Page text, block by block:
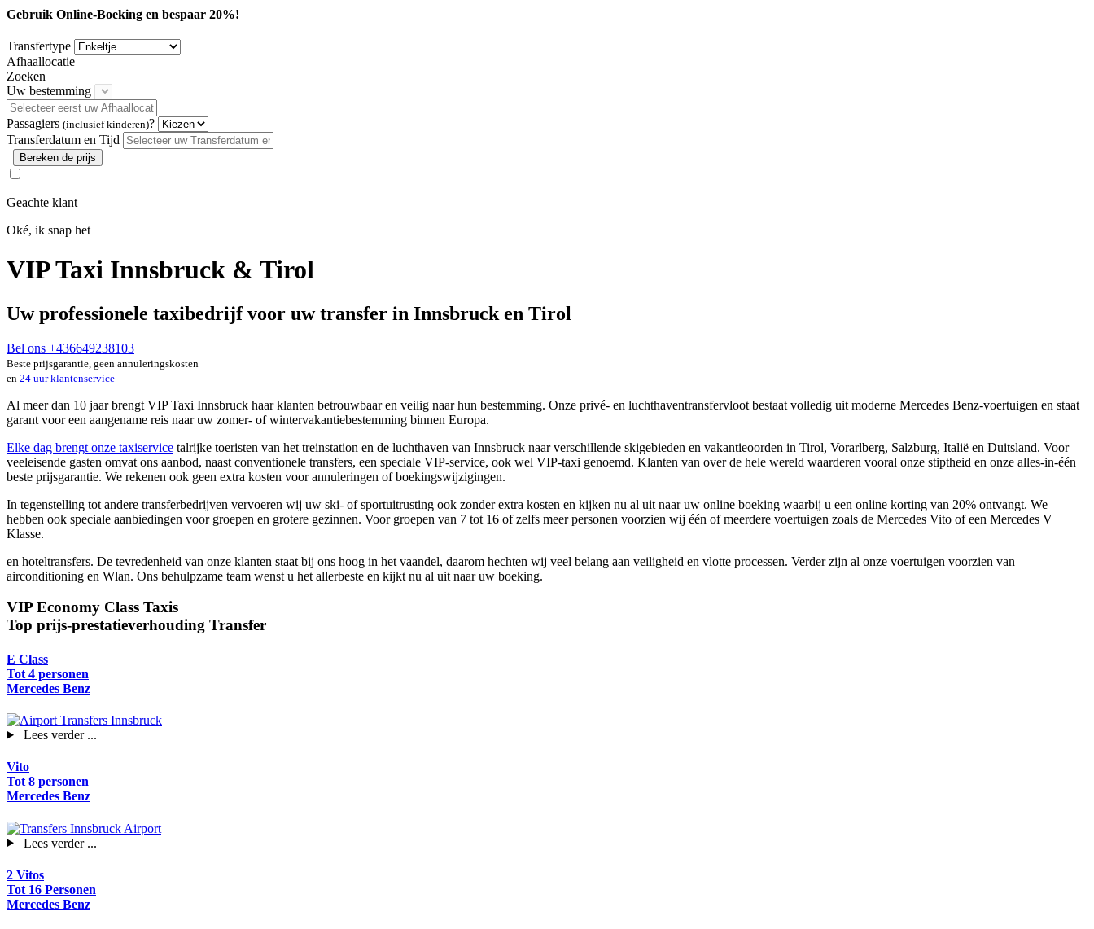
Gebruik Online-Boeking en bespaar 20%!
Transfertype
Afhaallocatie
Zoeken
Uw bestemming
Passagiers (inclusief kinderen)?
Transferdatum en Tijd
Bereken de prijs
Geachte klant
Oké, ik snap het
VIP Taxi Innsbruck & Tirol
Uw professionele taxibedrijf voor uw transfer in Innsbruck en Tirol
Bel ons +436649238103
Beste prijsgarantie, geen annuleringskosten
en 24 uur klantenservice
Al meer dan 10 jaar brengt VIP Taxi Innsbruck haar klanten betrouwbaar en veilig naar hun bestemming. Onze privé- en luchthaventransfervloot bestaat volledig uit moderne Mercedes Benz-voertuigen en staat
garant voor een aangename reis naar uw zomer- of wintervakantiebestemming binnen Europa.
Elke dag brengt onze taxiservice talrijke toeristen van het treinstation en de luchthaven van Innsbruck naar verschillende skigebieden en vakantieoorden in Tirol, Vorarlberg, Salzburg, Italië en Duitsland. Voor
veeleisende gasten omvat ons aanbod, naast conventionele transfers, een speciale VIP-service, ook wel VIP-taxi genoemd. Klanten van over de hele wereld waarderen vooral onze stiptheid en onze alles-in-één
beste prijsgarantie. We rekenen ook geen extra kosten voor annuleringen of boekingswijzigingen.
In tegenstelling tot andere transferbedrijven vervoeren wij uw ski- of sportuitrusting ook zonder extra kosten en kijken nu al uit naar uw online boeking waarbij u een online korting van 20% ontvangt. We
hebben ook speciale aanbiedingen voor groepen en grotere gezinnen. Voor groepen van 7 tot 16 of zelfs meer personen voorzien wij één of meerdere voertuigen zoals de Mercedes Vito of een Mercedes V
Klasse.
en hoteltransfers. De tevredenheid van onze klanten staat bij ons hoog in het vaandel, daarom hechten wij veel belang aan veiligheid en vlotte processen. Verder zijn al onze voertuigen voorzien van
airconditioning en Wlan. Ons behulpzame team wenst u het allerbeste en kijkt nu al uit naar uw boeking.
VIP Economy Class Taxis
Top prijs-prestatieverhouding Transfer
E Class
Tot 4 personen
Mercedes Benz
Lees verder ...
Vito
Tot 8 personen
Mercedes Benz
Lees verder ...
2 Vitos
Tot 16 Personen
Mercedes Benz